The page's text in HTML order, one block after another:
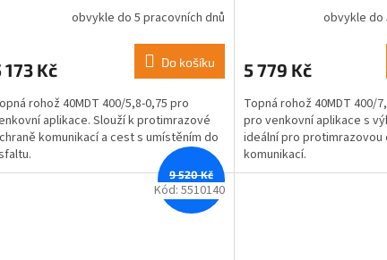
obvykle do 5 pracovních dnů
173 Kč Do košíku
rohož 40MDT 400/5,8-0,75 pro
aplikace. Slouží k protimrazové
komunikací a cest s umístěním do
obvykle do
5 779 Kč
Topná rohož 40MDT 400/
pro venkovní aplikace s
ideální pro protimrazovou
komunikací.
9 520 Kč
–12 %
Kód: 5510140